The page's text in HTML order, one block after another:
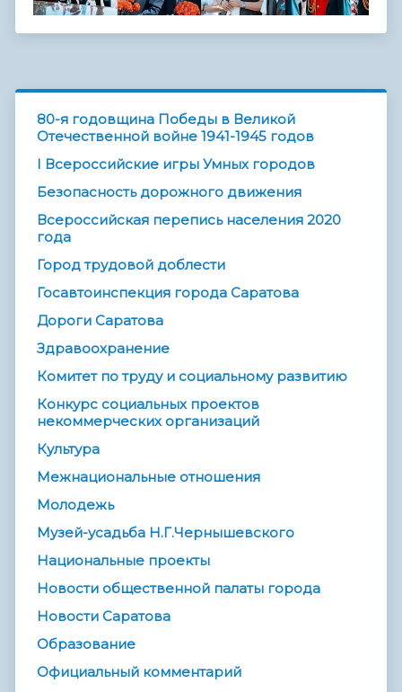
80-я годовщина Победы в Великой
Отечественной войне 1941-1945 годов
I Всероссийские игры Умных городов
Безопасность дорожного движения
Всероссийская перепись населения 2020
года
Город трудовой доблести
Госавтоинспекция города Саратова
Дороги Саратова
Здравоохранение
Комитет по труду и социальному развитию
Конкурс социальных проектов
некоммерческих организаций
Культура
Межнациональные отношения
Молодежь
Музей-усадьба Н.Г.Чернышевского
Национальные проекты
Новости общественной палаты города
Новости Саратова
Образование
Официальный комментарий